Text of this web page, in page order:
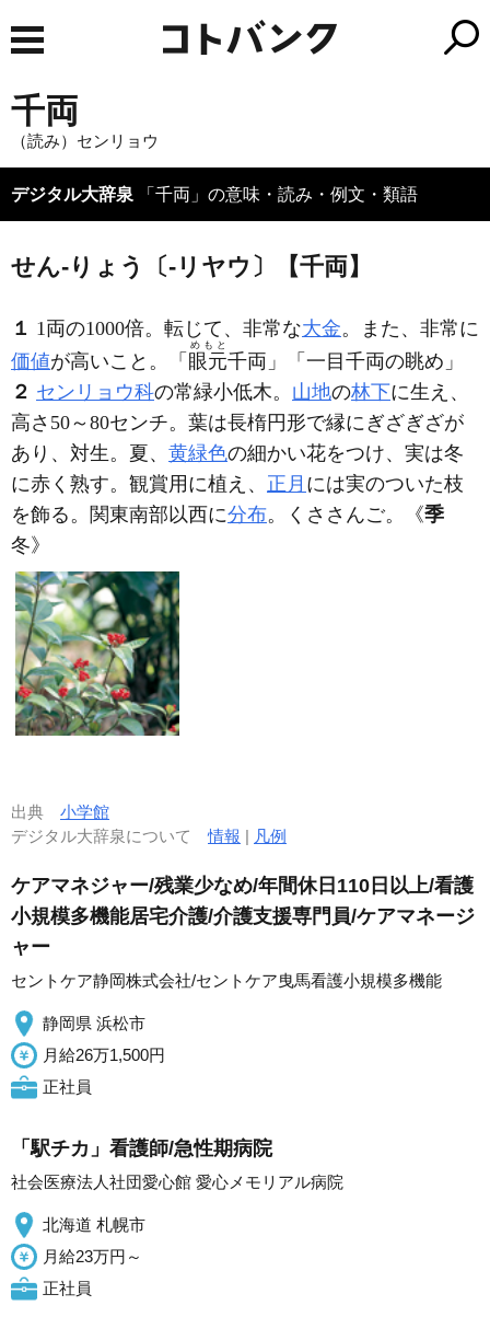
千両
（読み）センリョウ
デジタル大辞泉 「千両」の意味・読み・例文・類語
せん‐りょう〔‐リヤウ〕【千両】
１ 1両の1000倍。転じて、非常な大金。また、非常に
価値が高いこと。「 眼元
めもと
千両 」「一目 千両の眺め」
２ センリョウ科の常緑小低木。 山地の林下に生え、
高さ50～80センチ。葉は長楕円形で縁にぎざぎざが
あり、対生。夏、 黄緑色の細かい花をつけ、実は冬
に赤く熟す。観賞用に植え、 正月 には実のついた枝
を飾る。関東南部以西に分布。くささんご。 《季
冬》
出典 小学館
デジタル大辞泉について情報 | 凡例
ケアマネジャー/残業少なめ/年間休日110日以上/看護
小規模多機能居宅介護/介護支援専門員/ケアマネージ
ャー
セントケア静岡株式会社/セントケア曳馬看護小規模多機能
静岡県 浜松市
月給26万1,500円
正社員
「駅チカ」看護師/急性期病院
社会医療法人社団愛心館 愛心メモリアル病院
北海道 札幌市
月給23万円～
正社員